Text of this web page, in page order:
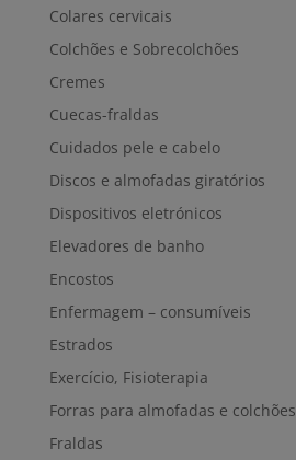
Colares cervicais
Colchões e Sobrecolchões
Cremes
Cuecas-fraldas
Cuidados pele e cabelo
Discos e almofadas giratórios
Dispositivos eletrónicos
Elevadores de banho
Encostos
Enfermagem – consumíveis
Estrados
Exercício, Fisioterapia
Forras para almofadas e colchões
Fraldas